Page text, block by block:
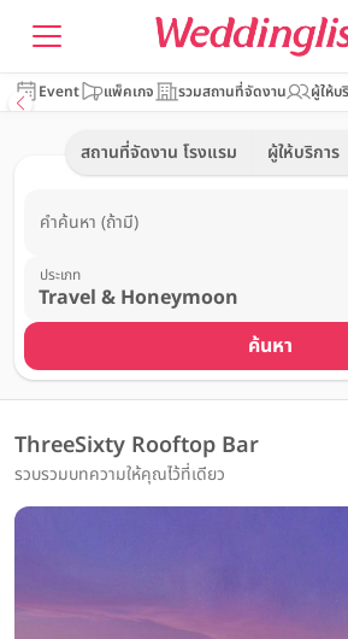
Event แพ็คเกจ รวมสถานที่จัดงาน ผู้ให้บ
สถานที่จัดงาน โรงแรม ผู้ให้บริการ
คำค้นหา (ถ้ามี)
ประเภท
ค้นหา
ThreeSixty Rooftop Bar
รวบรวมบทความให้คุณไว้ที่เดียว